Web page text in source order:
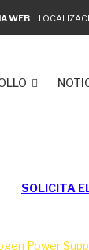
WEB
SOLICITA
Power